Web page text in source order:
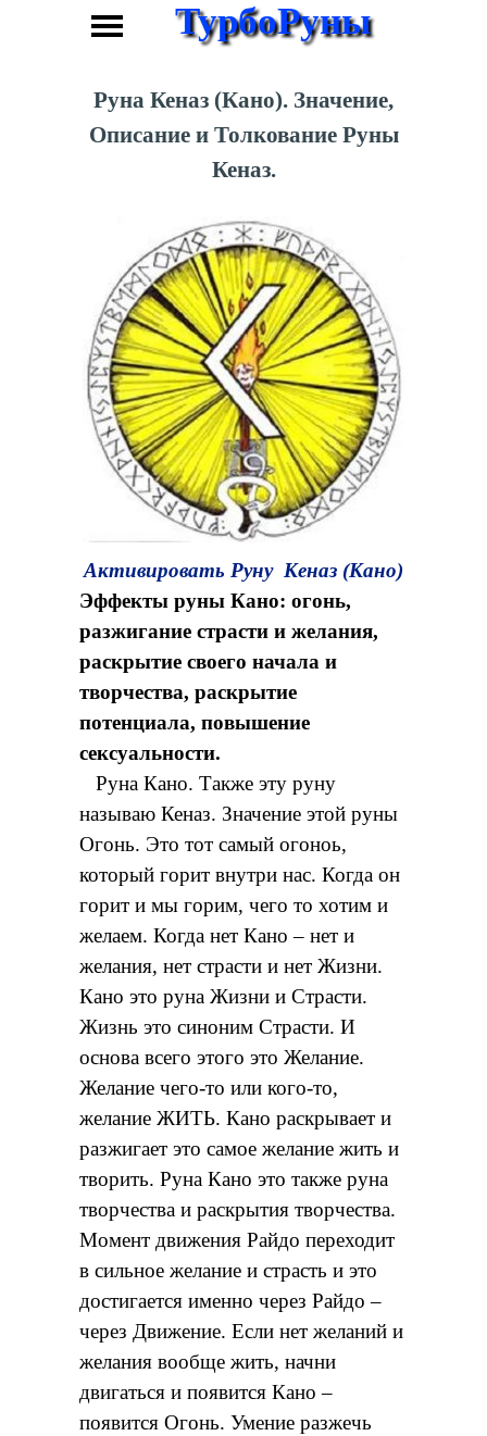
ТурбоРуны
Руна Кеназ (Кано). Значение,
Описание и Толкование Руны
Кеназ.
Активировать Руну Кеназ (Кано)
Эффекты руны Кано: огонь,
разжигание страсти и желания,
раскрытие своего начала и
творчества, раскрытие
потенциала, повышение
сексуальности.
Руна Кано. Также эту руну
называю Кеназ. Значение этой руны
Огонь. Это тот самый огоноь,
который горит внутри нас. Когда он
горит и мы горим, чего то хотим и
желаем. Когда нет Кано – нет и
желания, нет страсти и нет Жизни.
Кано это руна Жизни и Страсти.
Жизнь это синоним Страсти. И
основа всего этого это Желание.
Желание чего-то или кого-то,
желание ЖИТЬ. Кано раскрывает и
разжигает это самое желание жить и
творить. Руна Кано это также руна
творчества и раскрытия творчества.
Момент движения Райдо переходит
в сильное желание и страсть и это
достигается именно через Райдо –
через Движение. Если нет желаний и
желания вообще жить, начни
двигаться и появится Кано –
появится Огонь. Умение разжечь